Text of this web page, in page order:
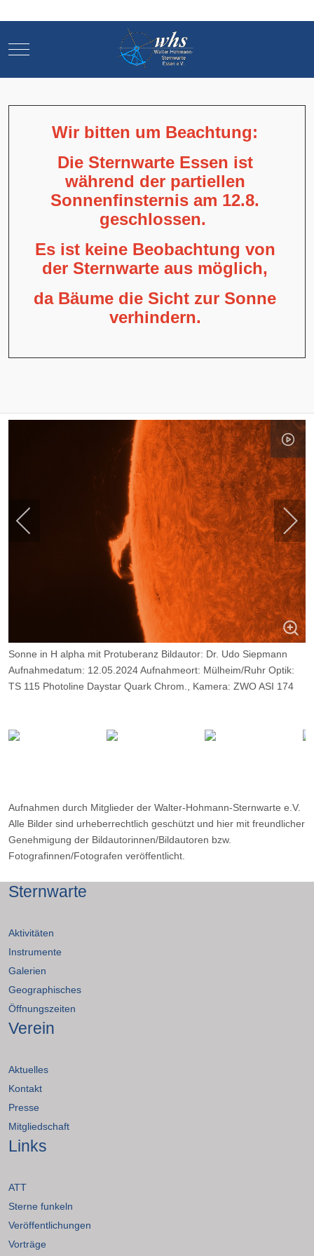
Mobile Menu Toggle
Wir bitten um Beachtung:
Die Sternwarte Essen ist
während der partiellen
Sonnenfinsternis am 12.8.
geschlossen.
Es ist keine Beobachtung von
der Sternwarte aus möglich,
da Bäume die Sicht zur Sonne
verhindern.
Sonne in H alpha mit Protuberanz Bildautor: Dr. Udo Siepmann
Aufnahmedatum: 12.05.2024 Aufnahmeort: Mülheim/Ruhr Optik:
TS 115 Photoline Daystar Quark Chrom., Kamera: ZWO ASI 174
Belichtung: 2000 Frames, davon 10%.
Aufnahmen durch Mitglieder der Walter-Hohmann-Sternwarte e.V.
Alle Bilder sind urheberrechtlich geschützt und hier mit freundlicher
Genehmigung der Bildautorinnen/Bildautoren bzw.
Fotografinnen/Fotografen veröffentlicht.
Sternwarte
Aktivitäten
Instrumente
Galerien
Geographisches
Öffnungszeiten
Verein
Aktuelles
Kontakt
Presse
Mitgliedschaft
Links
ATT
Sterne funkeln
Veröffentlichungen
Vorträge